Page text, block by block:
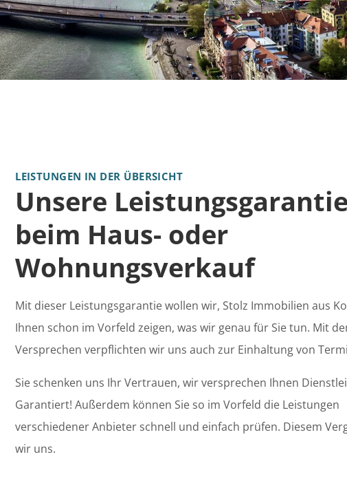
LEISTUNGEN IN DER ÜBERSICHT
Unsere Leistungsgarantie
beim Haus- oder
Wohnungsverkauf
Mit dieser Leistungsgarantie wollen wir, Stolz Immobilien aus
Ihnen schon im Vorfeld zeigen, was wir genau für Sie tun. Mit
Versprechen verpflichten wir uns auch zur Einhaltung von
Sie schenken uns Ihr Vertrauen, wir versprechen Ihnen
Garantiert! Außerdem können Sie so im Vorfeld die Leistungen
verschiedener Anbieter schnell und einfach prüfen. Diesem
wir uns.